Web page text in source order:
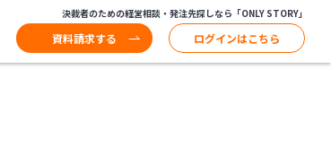
決裁者のための経営相談・発注先探しなら「ONLY STORY」
資料請求する ログインはこちら